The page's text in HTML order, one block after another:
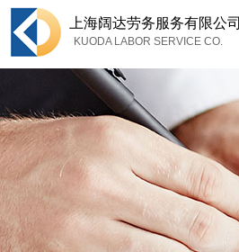
上海阔达劳务服务有限公司
KUODA LABOR SERVICE CO.